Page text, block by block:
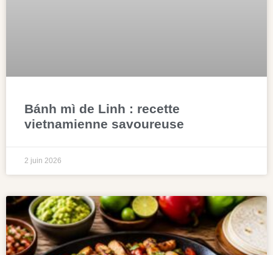
Bánh mì de Linh : recette
vietnamienne savoureuse
2 juin 2026